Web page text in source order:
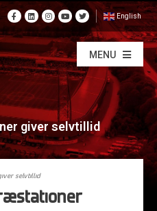
English
MENU
giver selvtillid
selvtillid